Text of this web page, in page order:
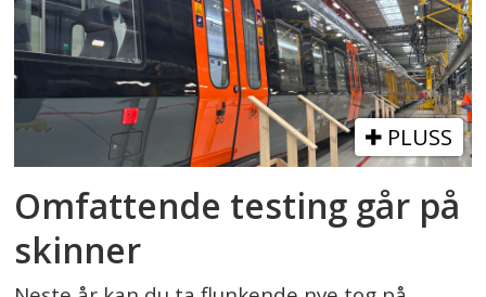
PLUSS
Omfattende testing går på
skinner